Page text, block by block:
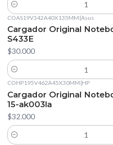
Cantidad
COAS19V342A40X135MM |Asus
Cargador Original
S433E
$30.000
Cantidad
COHP195V462A45X30MM |HP
Cargador Original
15-ak003la
$32.000
Cantidad